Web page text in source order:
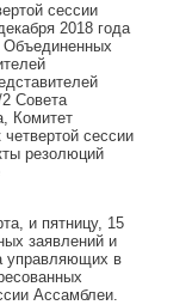
сессии
2018 года
Объединенных
Совета
Комитет
сессии
резолюций
и пятницу, 15
заявлений и
управляющих в
Ассамблеи.